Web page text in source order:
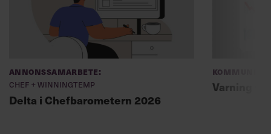
Annonssamarbete:
Chef + Winningtemp
Delta i Chefbarometern 2026
Varning